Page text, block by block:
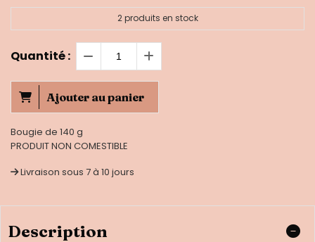
2produits en stock
Quantité :
Ajouter au panier
Bougie de 140 g
PRODUIT NON COMESTIBLE
Livraison sous 7 à 10 jours
Description